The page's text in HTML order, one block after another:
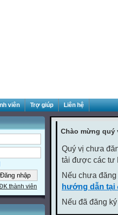
viên Trợ giúp Liên hệ
thành viên
Chào mừng
Quý vị chưa
tải được các tư
Nếu chưa
hướng dẫn tại
Nếu đã đăng